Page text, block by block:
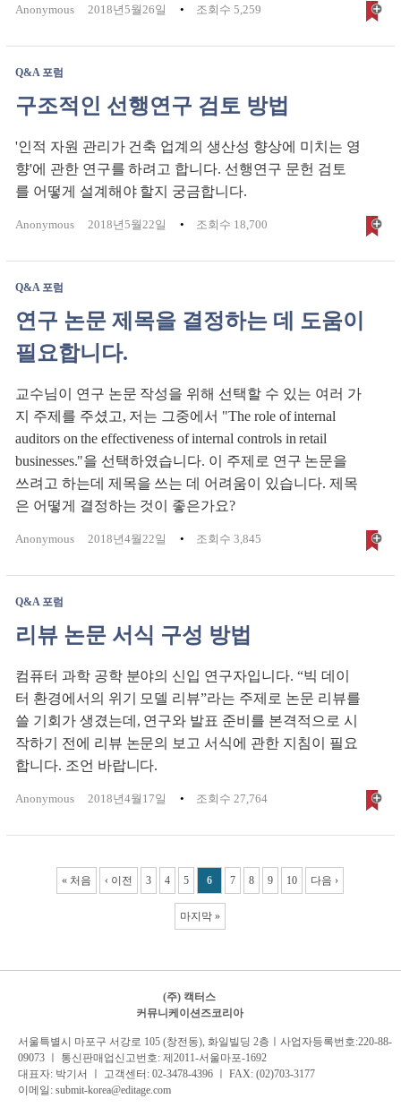
Anonymous 2018년5월26일 조회수 5,259
Q&A 포럼
구조적인 선행연구 검토 방법
'인적 자원 관리가 건축 업계의 생산성 향상에 미치는 영
향'에 관한 연구를 하려고 합니다. 선행연구 문헌 검토
를 어떻게 설계해야 할지 궁금합니다.
Anonymous 2018년5월22일 조회수 18,700
Q&A 포럼
연구 논문 제목을 결정하는 데 도움이
필요합니다.
교수님이 연구 논문 작성을 위해 선택할 수 있는 여러 가
지 주제를 주셨고, 저는 그중에서 "The role of internal
auditors on the effectiveness of internal controls in retail
businesses."을 선택하였습니다. 이 주제로 연구 논문을
쓰려고 하는데 제목을 쓰는 데 어려움이 있습니다. 제목
은 어떻게 결정하는 것이 좋은가요?
Anonymous 2018년4월22일 조회수 3,845
Q&A 포럼
리뷰 논문 서식 구성 방법
컴퓨터 과학 공학 분야의 신입 연구자입니다. “빅 데이
터 환경에서의 위기 모델 리뷰”라는 주제로 논문 리뷰를
쓸 기회가 생겼는데, 연구와 발표 준비를 본격적으로 시
작하기 전에 리뷰 논문의 보고 서식에 관한 지침이 필요
합니다. 조언 바랍니다.
Anonymous 2018년4월17일 조회수 27,764
« 처음 ‹ 이전 3 4 5 6 7 8 9 10 다음 ›
마지막 »
(주) 캑터스
커뮤니케이션즈코리아
서 울특별시 마포구 서강로 105 (창전동), 화일빌딩 2층 ㅣ사업자등록번호:220-88-
09073 ㅣ 통신판매업신고번호: 제2011-서울마포-1692
대표자: 박기서 ㅣ 고객센터: 02-3478-4396 ㅣ FAX: (02)703-3177
이메일: submit-korea@editage.com